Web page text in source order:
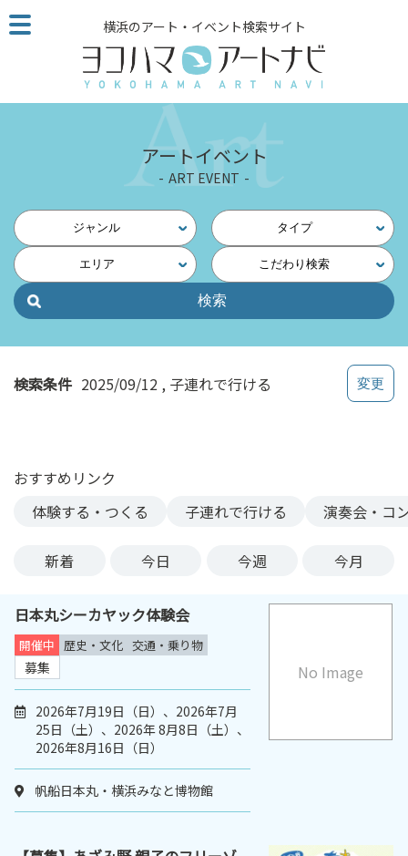
こ
の
ジ
読
他
ペ
の
横浜のアート・イベント検索サイト
アートイベント
ART EVENT
ジャンル タイプ
エリア こだわり検索
検索条件 2025/09/12 子連れで行ける
おすすめリンク
体験する・つくる
子連れで行ける 演奏会・コ
新着 今日 今週 今月
No Image
日本丸シーカヤック体験会
開催中 歴史・文化 交通・乗り物
募集
2026年7月19日（日）、2026年7月
25日（土）、2026年 8月8日（土）、
2026年8月16日（日）
帆船日本丸・横浜みなと博物館